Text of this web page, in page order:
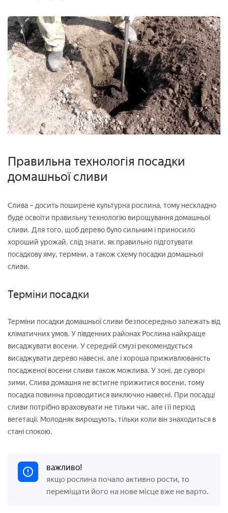
Правильна технологія посадки
домашньої сливи
Слива – досить поширене культурна рослина, тому нескладно
буде освоїти правильну технологію вирощування домашньої
сливи. Для того, щоб дерево було сильним і приносило
хороший урожай, слід знати, як правильно підготувати
посадкову яму, терміни, а також схему посадки домашньої
сливи.
Терміни посадки
Терміни посадки домашньої сливи безпосередньо залежать від
кліматичних умов. У південних районах Рослина найкраще
висаджувати восени. У середній смузі рекомендується
висаджувати дерево навесні, але і хороша приживлюваність
посадженої восени сливи також можлива. У зоні, де суворі
зими, Слива домашня не встигне прижитися восени, тому
посадка повинна проводитися виключно навесні. При посадці
сливи потрібно враховувати не тільки час, але і її період
вегетації. Молодняк вирощують, тільки коли він знаходиться в
стані спокою.
важливо!
якщо рослина почало активно рости, то
переміщати його на нове місце вже не варто.